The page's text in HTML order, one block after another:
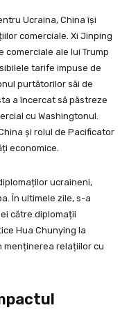
Ucraina, China își
comerciale. Xi Jinping
ale lui Trump
tarife impuse de
purtătorilor săi de
a încercat să păstreze
cu Washingtonul.
și rolul de Pacificator
economice.
ucraineni,
În ultimele zile, s-a
către diplomații
Hua Chunying la
menținerea relațiilor cu